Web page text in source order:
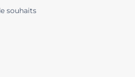
souhaits